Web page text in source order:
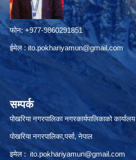
फोन: +977-9860291851
ईमेल :ito.pokhariyamun@gmail.com
सम्पर्क
पोखरिया नगरपालिका नगरकार्यपालिकाको कार्यालय
पोखरिया नगरपालिका,पर्सा, नेपाल
इमेल : ito.pokhariyamun@gmail.com